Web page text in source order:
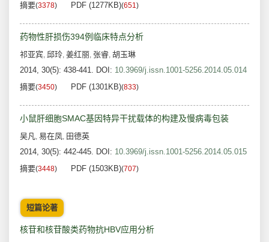
摘要(3378) PDF (1277KB)(651)
药物性肝损伤394例临床特点分析
祁亚宾, 邱玲, 姜红丽, 张睿, 胡玉琳
2014, 30(5): 438-441. DOI: 10.3969/j.issn.1001-5256.2014.05.014
摘要(3450) PDF (1301KB)(833)
小鼠肝细胞SMAC基因特异干扰载体的构建及慢病毒包装
吴凡, 易在凤, 田德英
2014, 30(5): 442-445. DOI: 10.3969/j.issn.1001-5256.2014.05.015
摘要(3448) PDF (1503KB)(707)
短篇论著
核苷和核苷酸类药物抗HBV应用分析